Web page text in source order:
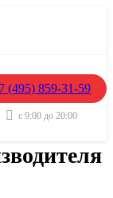
(495) 859-31-59
с 9:00 до 20:00